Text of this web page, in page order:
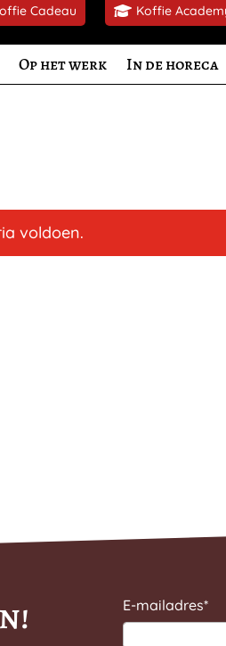
Cadeau Koffie
Op het werk In de horeca
voldoen.
E-mailadres*